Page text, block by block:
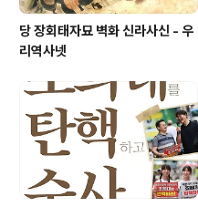
당 장회태자묘 벽화 신라사신 - 우
리역사넷